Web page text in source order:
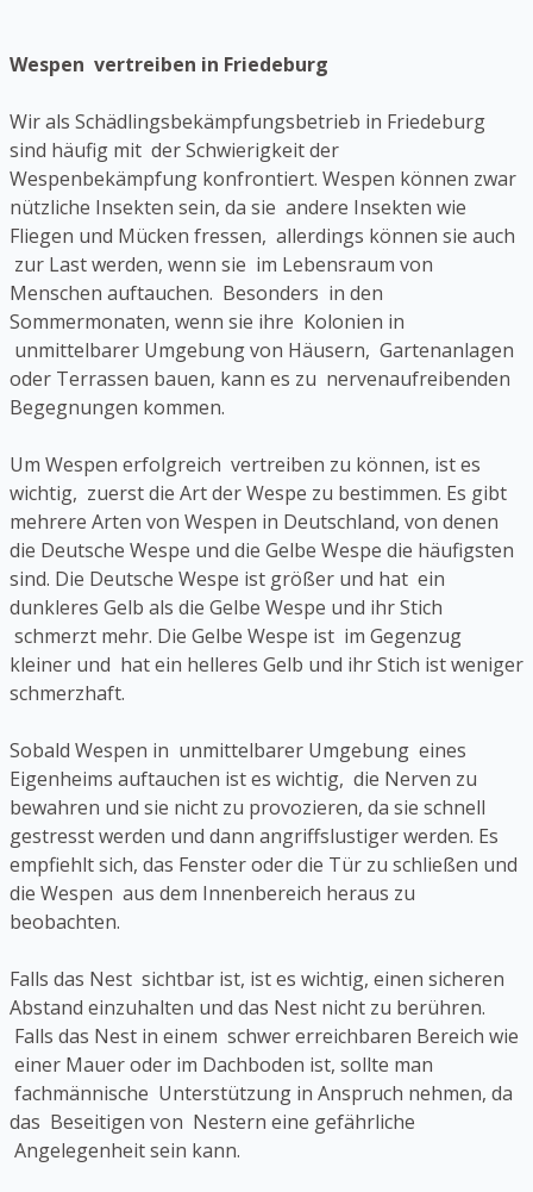
Wespen vertreiben in Friedeburg
Wir als Schädlingsbekämpfungsbetrieb in Friedeburg
sind häufig mit der Schwierigkeit der
Wespenbekämpfung konfrontiert. Wespen können zwar
nützliche Insekten sein, da sie andere Insekten wie
Fliegen und Mücken fressen, allerdings können sie auch
zur Last werden, wenn sie im Lebensraum von
Menschen auftauchen. Besonders in den
Sommermonaten, wenn sie ihre Kolonien in
unmittelbarer Umgebung von Häusern, Gartenanlagen
oder Terrassen bauen, kann es zu nervenaufreibenden
Begegnungen kommen.
Um Wespen erfolgreich vertreiben zu können, ist es
wichtig, zuerst die Art der Wespe zu bestimmen. Es gibt
mehrere Arten von Wespen in Deutschland, von denen
die Deutsche Wespe und die Gelbe Wespe die häufigsten
sind. Die Deutsche Wespe ist größer und hat ein
dunkleres Gelb als die Gelbe Wespe und ihr Stich
schmerzt mehr. Die Gelbe Wespe ist im Gegenzug
kleiner und hat ein helleres Gelb und ihr Stich ist weniger
schmerzhaft.
Sobald Wespen in unmittelbarer Umgebung eines
Eigenheims auftauchen ist es wichtig, die Nerven zu
bewahren und sie nicht zu provozieren, da sie schnell
gestresst werden und dann angriffslustiger werden. Es
empfiehlt sich, das Fenster oder die Tür zu schließen und
die Wespen aus dem Innenbereich heraus zu
beobachten.
Falls das Nest sichtbar ist, ist es wichtig, einen sicheren
Abstand einzuhalten und das Nest nicht zu berühren.
Falls das Nest in einem schwer erreichbaren Bereich wie
einer Mauer oder im Dachboden ist, sollte man
fachmännische Unterstützung in Anspruch nehmen, da
das Beseitigen von Nestern eine gefährliche
Angelegenheit sein kann.